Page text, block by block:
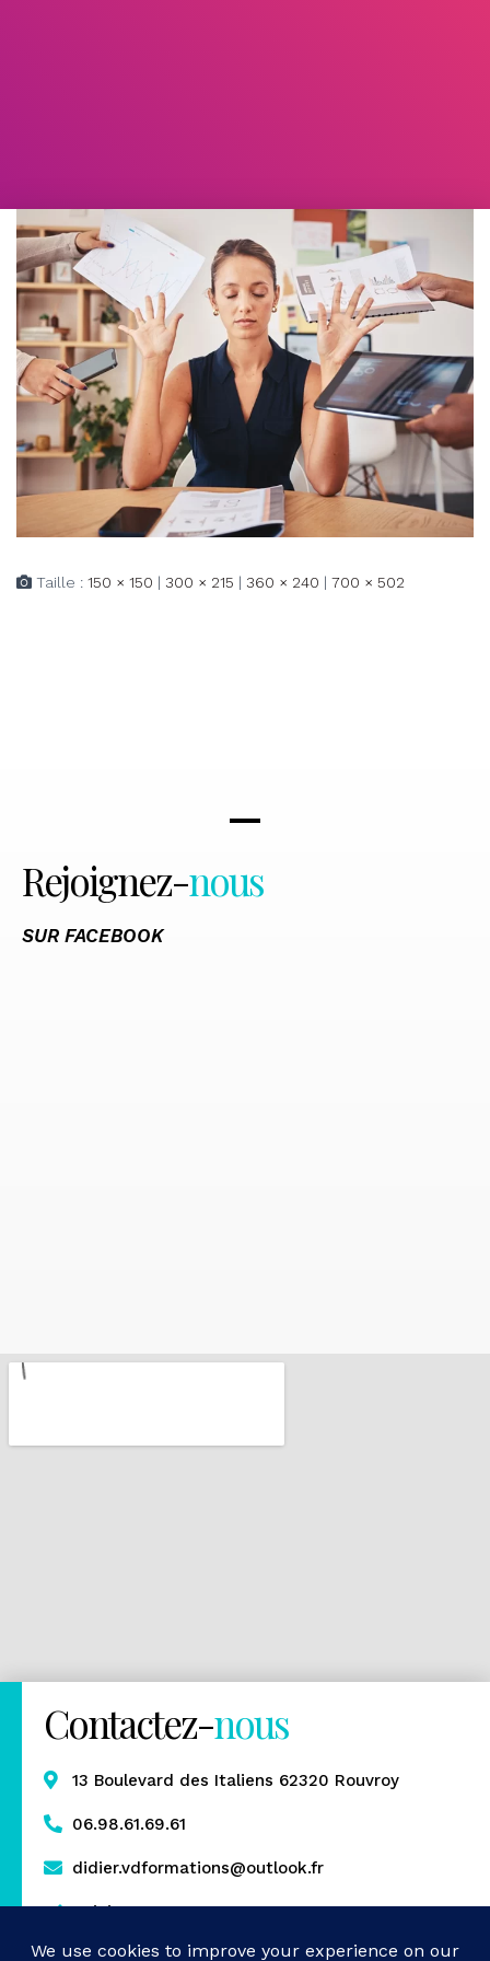
Taille : 150 × 150 | 300 × 215 | 360 × 240 | 700 × 502
Rejoignez-nous
SUR FACEBOOK
Contactez-nous
13 Boulevard des Italiens 62320 Rouvroy
06.98.61.69.61
didier.vdformations@outlook.fr
Rejoignez-nous